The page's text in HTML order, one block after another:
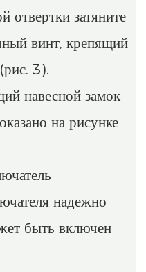
затяните
винт, крепящий
3).
навесной замок
на рисунке
надежно
быть включен